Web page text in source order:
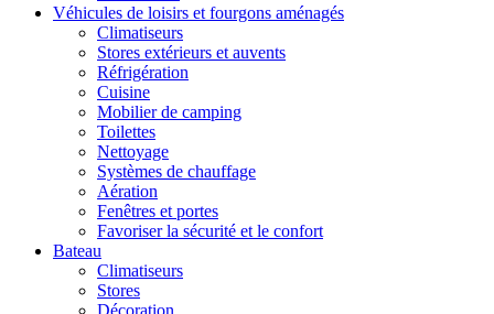
Véhicules de loisirs et fourgons aménagés
Climatiseurs
Stores extérieurs et auvents
Réfrigération
Cuisine
Mobilier de camping
Toilettes
Nettoyage
Systèmes de chauffage
Aération
Fenêtres et portes
Favoriser la sécurité et le confort
Bateau
Climatiseurs
Stores